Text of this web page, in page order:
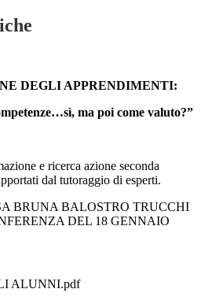
DEGLI APPRENDIMENTI:
ma poi come valuto?”
e ricerca azione seconda
dal tutoraggio di esperti.
BRUNA BALOSTRO TRUCCHI
DEL 18 GENNAIO
ALUNNI.pdf